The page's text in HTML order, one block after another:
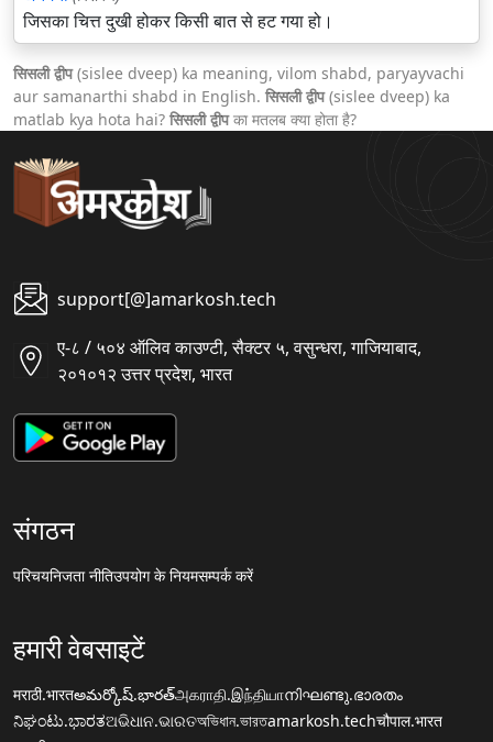
जिसका चित्त दुखी होकर किसी बात से हट गया हो।
सिसली द्वीप(sislee dveep) ka meaning, vilom shabd, paryayvachi
aur samanarthi shabd in English. सिसली द्वीप(sislee dveep) ka
matlab kya hota hai? सिसली द्वीपका मतलब क्या होता है?
support[@]amarkosh.tech
ए-८ / ५०४ ऑलिव काउण्टी, सैक्टर ५, वसुन्धरा, गाजियाबाद,
२०१०१२ उत्तर प्रदेश, भारत
संगठन
परिचयनिजता नीतिउपयोग के नियमसम्पर्क करें
हमारी वेबसाइटें
मराठी.भारतఅమర్కోష్.భారత్அகராதி.இந்தியாനിഘണ്ടു.ഭാരതം
ನಿಘಂಟು.ಭಾರತଅଭିଧାନ.ଭାରତঅভিধান.ভারতamarkosh.techचौपाल.भारत